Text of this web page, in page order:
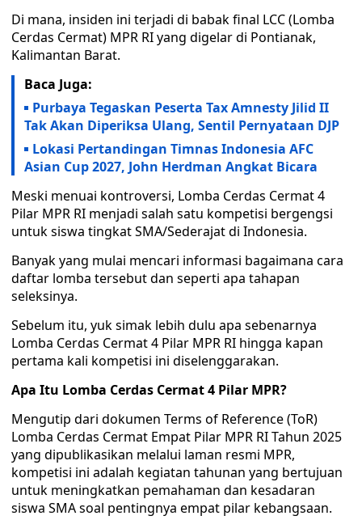
Di mana, insiden ini terjadi di babak final LCC (Lomba
Cerdas Cermat) MPR RI yang digelar di Pontianak,
Kalimantan Barat.
Baca Juga:
Purbaya Tegaskan Peserta Tax Amnesty Jilid II
Tak Akan Diperiksa Ulang, Sentil Pernyataan DJP
Lokasi Pertandingan Timnas Indonesia AFC
Asian Cup 2027, John Herdman Angkat Bicara
Meski menuai kontroversi, Lomba Cerdas Cermat 4
Pilar MPR RI menjadi salah satu kompetisi bergengsi
untuk siswa tingkat SMA/Sederajat di Indonesia.
Banyak yang mulai mencari informasi bagaimana cara
daftar lomba tersebut dan seperti apa tahapan
seleksinya.
Sebelum itu, yuk simak lebih dulu apa sebenarnya
Lomba Cerdas Cermat 4 Pilar MPR RI hingga kapan
pertama kali kompetisi ini diselenggarakan.
Apa Itu Lomba Cerdas Cermat 4 Pilar MPR?
Mengutip dari dokumen Terms of Reference (ToR)
Lomba Cerdas Cermat Empat Pilar MPR RI Tahun 2025
yang dipublikasikan melalui laman resmi MPR,
kompetisi ini adalah kegiatan tahunan yang bertujuan
untuk meningkatkan pemahaman dan kesadaran
siswa SMA soal pentingnya empat pilar kebangsaan.